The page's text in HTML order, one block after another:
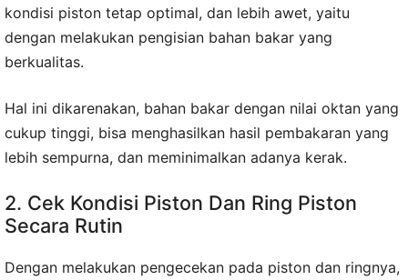
kondisi piston tetap optimal, dan lebih awet, yaitu
dengan melakukan pengisian bahan bakar yang
berkualitas.
Hal ini dikarenakan, bahan bakar dengan nilai oktan yang
cukup tinggi, bisa menghasilkan hasil pembakaran yang
lebih sempurna, dan meminimalkan adanya kerak.
2. Cek Kondisi Piston Dan Ring Piston
Secara Rutin
Dengan melakukan pengecekan pada piston dan ringnya,